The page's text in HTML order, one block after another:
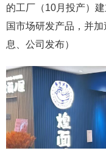
的工厂（10月投产）
国市场研发产品，并
息、公司发布）